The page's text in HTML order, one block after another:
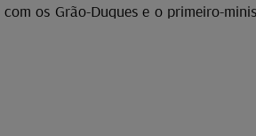
com os Grão-Duques e o primeiro-